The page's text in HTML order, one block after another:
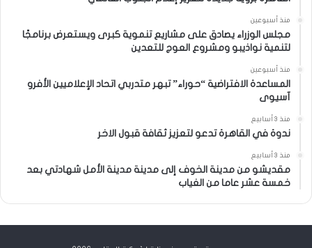
منذ أسبوعين
مجلس الوزراء يصادق على مشاريع تنموية كبرى ويستعرض برنامجًا
لتنمية نواذيبو ومشروع العوج للتعدين
منذ أسبوعين
المساعدة الافتراضية “حوراء” تبهر متدربي اتحاد الإعلاميين الأفرو
آسيوى
منذ 3 أسابيع
ندوة في القاهرة تدعو لتعزيز ثقافة قبول الاخر
منذ 3 أسابيع
مقديشو من مدينة الخوف إلى مدينة مدينة الأمل شهادتي بعد
خمسة عشر عاما من الغياب